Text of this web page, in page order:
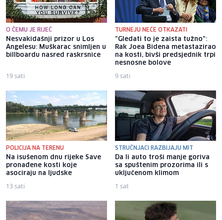
O ČEMU JE RIJEČ
Nesvakidašnji prizor u Los
Angelesu: Muškarac snimljen u
billboardu nasred raskrsnice
19 sati
TURNEJU NEĆE OTKAZATI
"Gledati to je zaista tužno":
Rak Joea Bidena metastazirao
na kosti, bivši predsjednik trpi
nesnosne bolove
9 sati
POLICIJA NA TERENU
Na isušenom dnu rijeke Save
pronađene kosti koje
asociraju na ljudske
13 sati
STRUČNJACI RAZBIJAJU MIT
Da li auto troši manje goriva
sa spuštenim prozorima ili s
uključenom klimom
1 sat